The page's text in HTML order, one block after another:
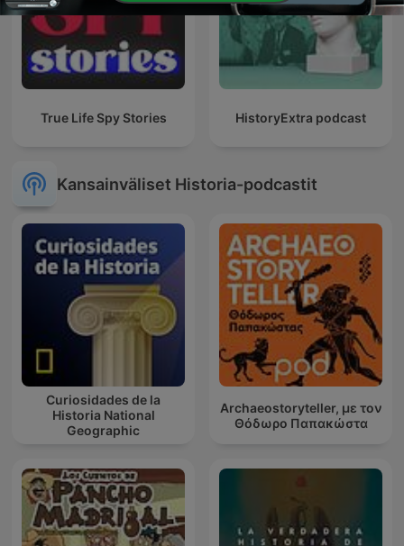
True Life Spy Stories HistoryExtra podcast
Kansainväliset Historia-podcastit
Curiosidades de la
Historia National
Geographic
Archaeostoryteller, με τον
Θόδωρο Παπακώστα